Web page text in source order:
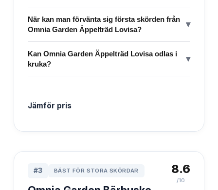
När kan man förvänta sig första skörden från
Omnia Garden Äppelträd Lovisa?
▾
Kan Omnia Garden Äppelträd Lovisa odlas i
kruka?
▾
Jämför pris
#3 BÄST FÖR STORA SKÖRDAR 8.6
/10